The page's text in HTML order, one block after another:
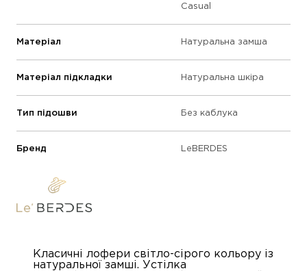
Casual
Матеріал Натуральна замша
Матеріал підкладки Натуральна шкіра
Тип підошви Без каблука
Бренд LeBERDES
Класичні лофери світло-сірого кольору із
натуральної замші. Устілка